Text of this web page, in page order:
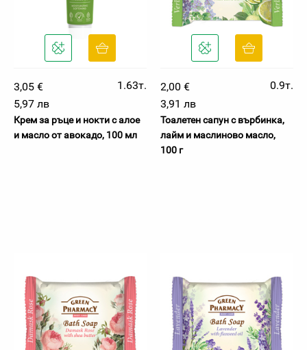
3,05 €
1.63т.
5,97 лв
Крем за ръце и нокти с алое
и масло от авокадо, 100 мл
2,00 €
0.9т.
3,91 лв
Тоалетен сапун с върбинка,
лайм и маслиново масло,
100 г